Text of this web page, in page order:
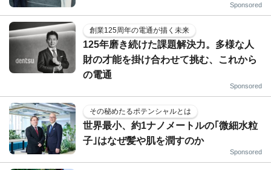
Sponsored
創業125周年の電通が描く未来
125年磨き続けた課題解決力。多様な人
財の才能を掛け合わせて挑む、これから
の電通
Sponsored
その秘めたるポテンシャルとは
世界最小、約1ナノメートルの｢微細水粒
子｣はなぜ髪や肌を潤すのか
Sponsored